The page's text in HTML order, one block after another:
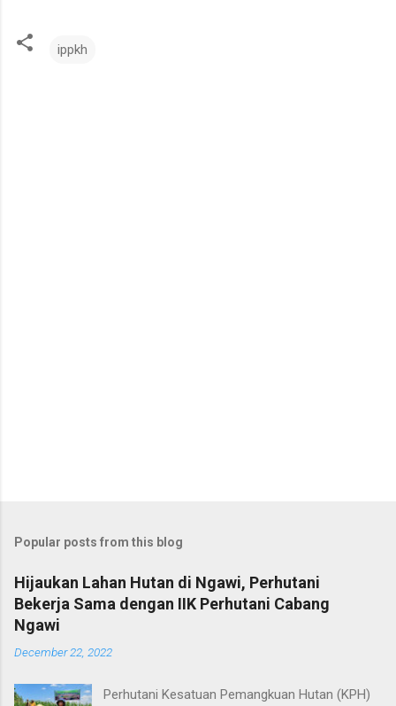
ippkh
Popular posts from this blog
Hijaukan Lahan Hutan di Ngawi, Perhutani
Bekerja Sama dengan IIK Perhutani Cabang
Ngawi
December 22, 2022
Perhutani Kesatuan Pemangkuan Hutan (KPH)